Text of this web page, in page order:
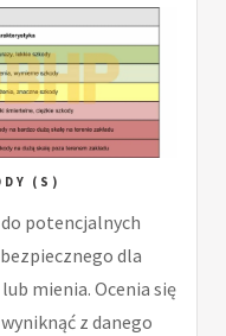
(S)
potencjalnych
dla
mienia. Ocenia się
z danego